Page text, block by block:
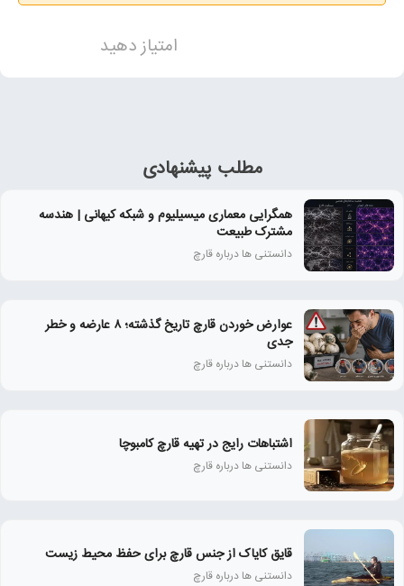
امتیاز دهید
مطلب پیشنهادی
همگرایی معماری میسیلیوم و شبکه کیهانی | هندسه
مشترک طبیعت
دانستنی ها درباره قارچ
عوارض خوردن قارچ تاریخ‌ گذشته؛ ۸ عارضه و خطر
جدی
دانستنی ها درباره قارچ
اشتباهات رایج در تهیه قارچ کامبوچا
دانستنی ها درباره قارچ
قایق کایاک از جنس قارچ برای حفظ محیط زیست
دانستنی ها درباره قارچ